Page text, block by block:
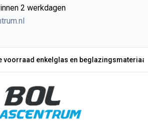
2 werkdagen
Onze unieke verkoopargumenten
enkelglas en beglazingsmateriaal